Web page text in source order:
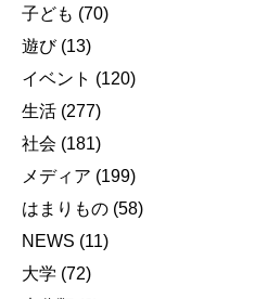
子ども (70)
遊び(13)
イベント (120)
生活 (277)
社会 (181)
メディア (199)
はまりもの (58)
NEWS (11)
大学 (72)